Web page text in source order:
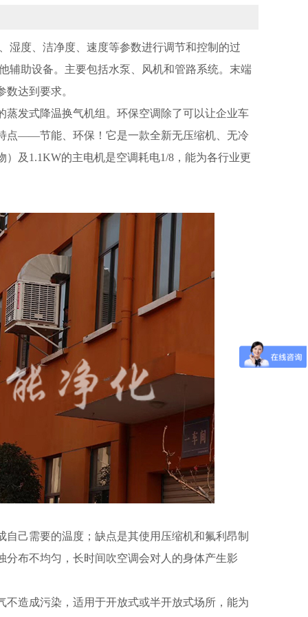
湿度、洁净度、速度等参数进行调节和控制的过
辅助设备。主要包括水泵、风机和管路系统。末端
达到要求。
发式降温换气机组。环保空调除了可以让企业车
点——节能、环保！它是一款全新无压缩机、无冷
及1.1KW的主电机是空调耗电1/8，能为各行业更
己需要的温度；缺点是其使用压缩机和氟利昂制
布不均匀，长时间吹空调会对人的身体产生影
造成污染，适用于开放式或半开放式场所，能为